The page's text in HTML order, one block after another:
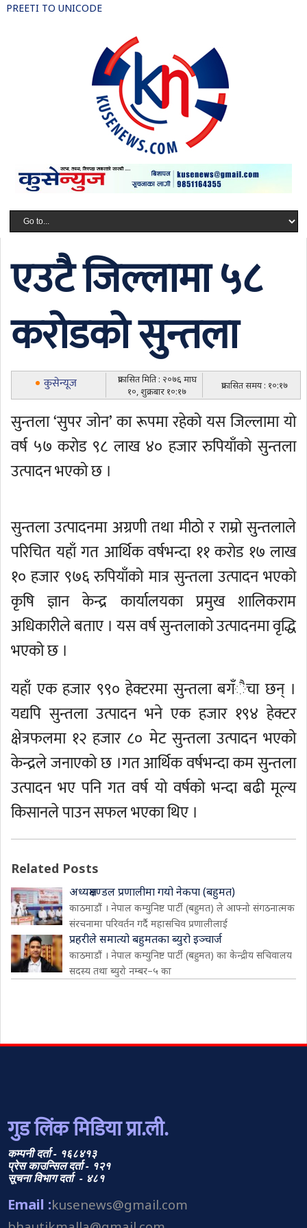
PREETI TO UNICODE
एउटै जिल्लामा ५८
करोडको सुन्तला
कुसेन्यूज
प्रकासित मिति : २०७६ माघ
१०, शुक्रबार १०:१७
प्रकासित समय : १०:१७
सुन्तला ‘सुपर जोन’ का रूपमा रहेको यस जिल्लामा यो
वर्ष ५७ करोड ९८ लाख ४० हजार रुपियाँको सुन्तला
उत्पादन भएको छ ।
सुन्तला उत्पादनमा अग्रणी तथा मीठो र राम्रो सुन्तलाले
परिचित यहाँ गत आर्थिक वर्षभन्दा ११ करोड १७ लाख
१० हजार ९७६ रुपियाँको मात्र सुन्तला उत्पादन भएको
कृषि ज्ञान केन्द्र कार्यालयका प्रमुख शालिकराम
अधिकारीले बताए । यस वर्ष सुन्तलाको उत्पादनमा वृद्धि
भएको छ ।
यहाँ एक हजार ९९० हेक्टरमा सुन्तला बगँैचा छन् ।
यद्यपि सुन्तला उत्पादन भने एक हजार १९४ हेक्टर
क्षेत्रफलमा १२ हजार ८० मेट सुन्तला उत्पादन भएको
केन्द्रले जनाएको छ ।गत आर्थिक वर्षभन्दा कम सुन्तला
उत्पादन भए पनि गत वर्ष यो वर्षको भन्दा बढी मूल्य
किसानले पाउन सफल भएका थिए ।
Related Posts
अध्यक्षमण्डल प्रणालीमा गयो नेकपा (बहुमत)
काठमाडौं । नेपाल कम्युनिष्ट पार्टी (बहुमत) ले आफ्नो संगठनात्मक
संरचनामा परिवर्तन गर्दै महासचिव प्रणालीलाई
प्रहरीले समात्यो बहुमतका ब्युरो इञ्चार्ज
काठमाडौं । नेपाल कम्युनिष्ट पार्टी (बहुमत) का केन्द्रीय सचिवालय
सदस्य तथा ब्युरो नम्बर–५ का
गुड लिंक मिडिया प्रा.ली.
कम्पनी दर्ता - १६८४१३
प्रेस काउन्सिल दर्ता - १२१
सूचना विभाग दर्ता - ४८१
Email :kusenews@gmail.com